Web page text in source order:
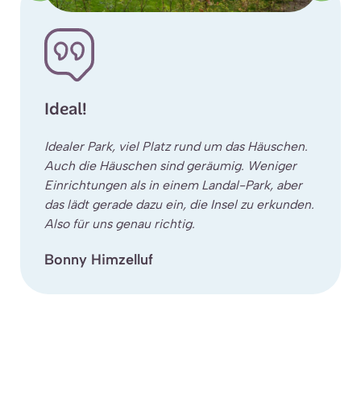
Ideal!
Idealer Park, viel Platz rund um das Häuschen.
Auch die Häuschen sind geräumig. Weniger
Einrichtungen als in einem Landal-Park, aber
das lädt gerade dazu ein, die Insel zu erkunden.
Also für uns genau richtig.
Bonny Himzelluf